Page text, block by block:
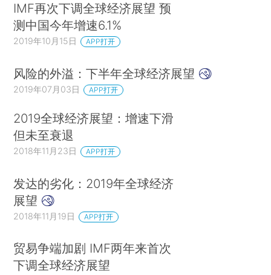
IMF再次下调全球经济展望 预
测中国今年增速6.1%
2019年10月15日 APP打开
风险的外溢：下半年全球经济展望
2019年07月03日 APP打开
2019全球经济展望：增速下滑
但未至衰退
2018年11月23日 APP打开
发达的劣化：2019年全球经济
展望
2018年11月19日 APP打开
贸易争端加剧 IMF两年来首次
下调全球经济展望